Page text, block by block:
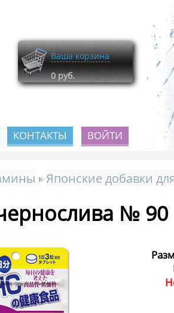
Ваша корзина
0 руб.
КОНТАКТЫ ВОЙТИ
Японские добавки
№